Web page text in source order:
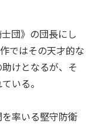
団》の団長にし
ではその天才的な
けとなるが、そ
いる。
率いる堅守防衛